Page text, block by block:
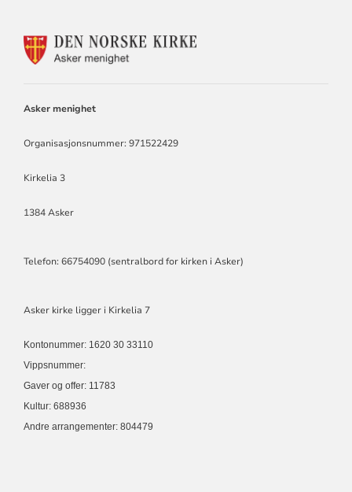
KONTAKTINFORMASJON
Asker menighet
Organisasjonsnummer: 971522429
Kirkelia 3
1384 Asker
Telefon: 66754090 (sentralbord for kirken i Asker)
Asker kirke ligger i Kirkelia 7
Kontonummer: 1620 30 33110
Vippsnummer:
Gaver og offer: 11783
Kultur: 688936
Andre arrangementer: 804479